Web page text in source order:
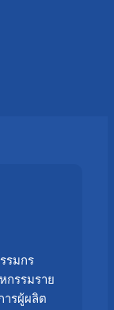
รมกร
กรรมราย
ารผู้ผลิต